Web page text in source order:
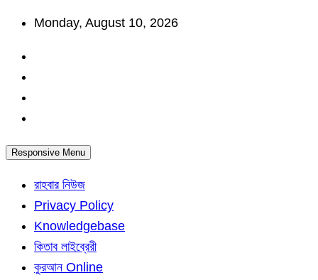
Skip
content
Monday, August 10, 2026
Responsive Menu
রাহবার নিউজ
Privacy Policy
Knowledgebase
কিতাব লাইব্রেরী
কুরআন Online